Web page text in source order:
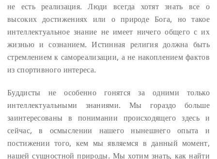
не есть реализация. Люди всегда хотят знать все о
высоких достижениях или о природе Бога, но такое
интеллектуальное знание не имеет ничего общего с их
жизнью и сознанием. Истинная религия должна быть
стремлением к самореализации, а не накоплением фактов
из спортивного интереса.
Буддисты не особенно гонятся за одними только
интеллектуальными знаниями. Мы гораздо больше
заинтересованы в понимании происходящего здесь и
сейчас, в осмыслении нашего нынешнего опыта и
постижении того, кем мы являемся в данный момент,
нашей сущностной природы. Мы хотим знать, как найти